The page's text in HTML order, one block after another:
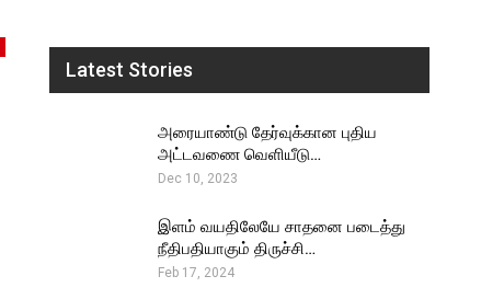
Latest Stories
அரையாண்டு தேர்வுக்கான புதிய
அட்டவணை வெளியீடு…
Dec 10, 2023
இளம் வயதிலேயே சாதனை படைத்து
நீதிபதியாகும் திருச்சி…
Feb 17, 2024